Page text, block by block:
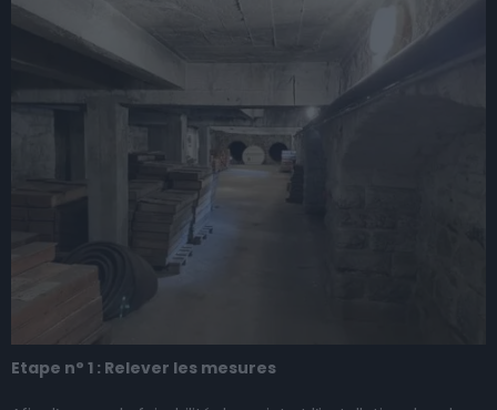
Etape n° 1 : Relever les mesures